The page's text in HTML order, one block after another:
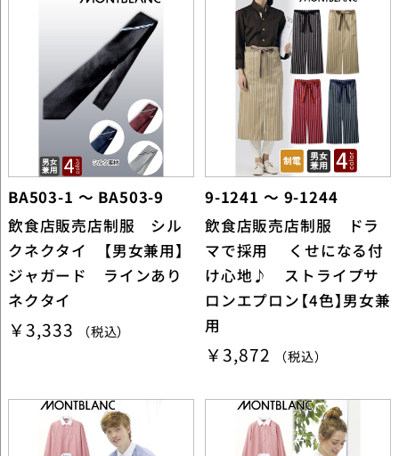
BA503-1 ～ BA503-9
飲食店販売店制服 シル
クネクタイ 【男女兼用】
ジャガード ラインあり
ネクタイ
￥3,333 （税込）
9-1241 ～ 9-1244
飲食店販売店制服 ドラ
マで採用 くせになる付
け心地♪ ストライプサ
ロンエプロン【4色】男女兼
用
￥3,872 （税込）